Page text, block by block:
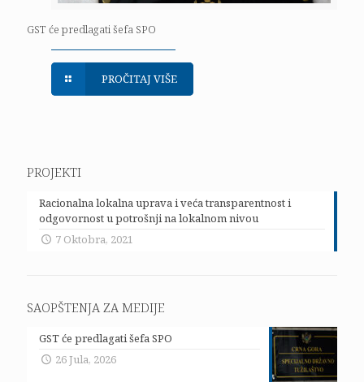
GST će predlagati šefa SPO
PROČITAJ VIŠE
PROJEKTI
Racionalna lokalna uprava i veća transparentnost i
odgovornost u potrošnji na lokalnom nivou
7 Oktobra, 2021
SAOPŠTENJA ZA MEDIJE
GST će predlagati šefa SPO
26 Jula, 2026